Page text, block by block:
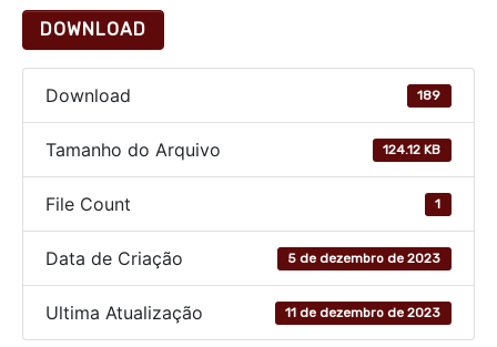
DOWNLOAD
Download 189
Tamanho do Arquivo 124.12 KB
File Count 1
Data de Criação 5 de dezembro de 2023
Ultima Atualização 11 de dezembro de 2023